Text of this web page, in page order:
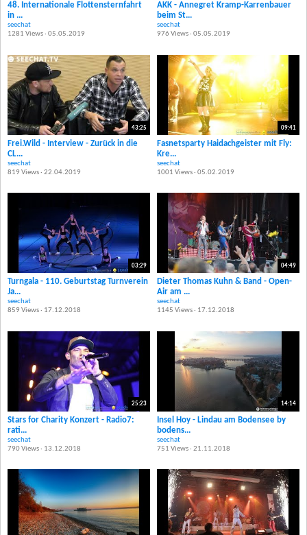
48. Internationale Flottensternfahrt
in ...
seechat
1281 Views · 05.05.2019
AKK - Annegret Kramp-Karrenbauer
beim St...
seechat
976 Views · 05.05.2019
43:25
Frei.Wild - Interview - Zurück in die
CL...
seechat
819 Views · 22.04.2019
09:41
Fasnetsparty Haidachgeister mit Fly:
Kre...
seechat
1001 Views · 05.02.2019
03:29
Turngala - 110. Geburtstag Turnverein
Ja...
seechat
859 Views · 17.12.2018
04:49
Dieter Thomas Kuhn & Band - Open-
Air am ...
seechat
1145 Views · 17.12.2018
25:23
Stars for Charity Konzert - Radio7:
rati...
seechat
790 Views · 13.12.2018
14:14
Insel Hoy - Lindau am Bodensee by
bodens...
seechat
751 Views · 21.11.2018